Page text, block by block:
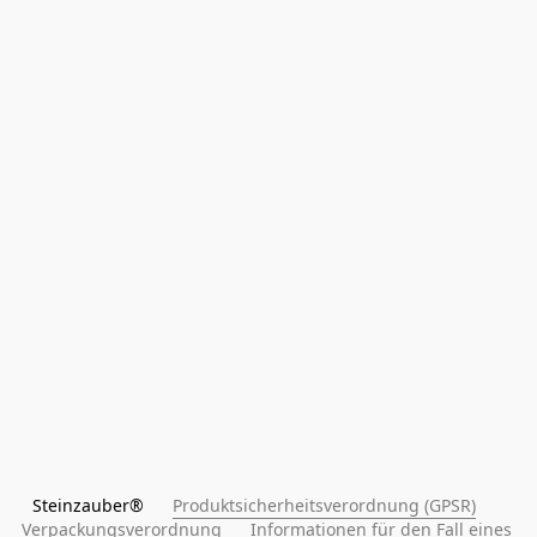
Steinzauber® Produktsicherheitsverordnung (GPSR)
Verpackungsverordnung
Informationen für den Fall eines